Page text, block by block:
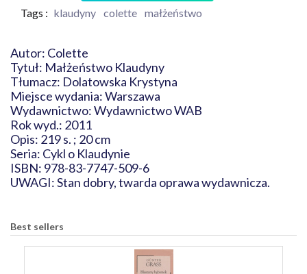
Tags : klaudyny colette małżeństwo
Autor: Colette
Tytuł: Małżeństwo Klaudyny
Tłumacz: Dolatowska Krystyna
Miejsce wydania: Warszawa
Wydawnictwo: Wydawnictwo WAB
Rok wyd.: 2011
Opis: 219 s. ; 20 cm
Seria: Cykl o Klaudynie
ISBN: 978-83-7747-509-6
UWAGI: Stan dobry, twarda oprawa wydawnicza.
Best sellers